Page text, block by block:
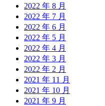
2022 年 8 月
2022 年 7 月
2022 年 6 月
2022 年 5 月
2022 年 4 月
2022 年 3 月
2022 年 2 月
2021 年 11 月
2021 年 10 月
2021 年 9 月